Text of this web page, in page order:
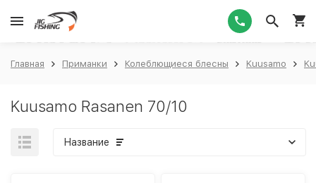
Главная Приманки Колеблющиеся блесны Kuusamo
Kuusamo Rasanen 70/10
Название